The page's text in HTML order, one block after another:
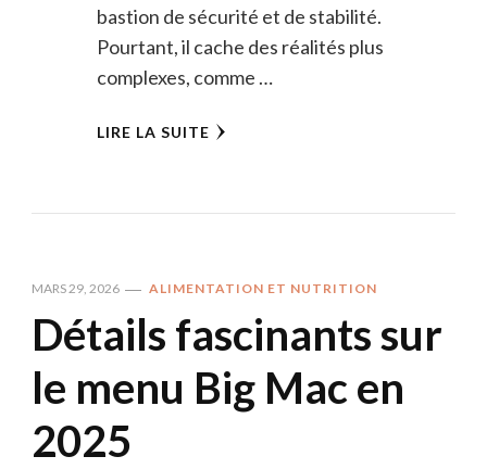
bastion de sécurité et de stabilité.
Pourtant, il cache des réalités plus
complexes, comme …
LIRE LA SUITE
MARS 29, 2026 ALIMENTATION ET NUTRITION
Détails fascinants sur
le menu Big Mac en
2025